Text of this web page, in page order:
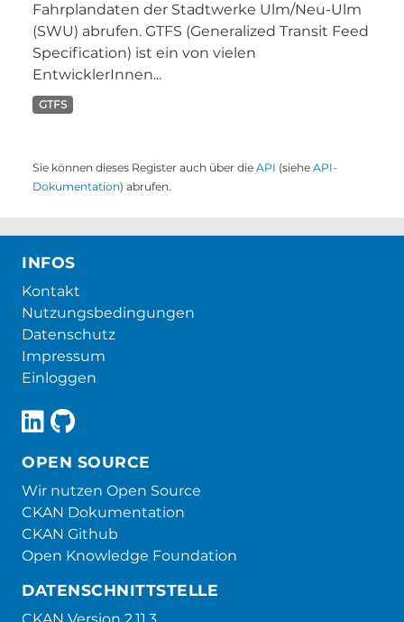
Fahrplandaten der Stadtwerke Ulm/Neu-Ulm
(SWU) abrufen. GTFS (Generalized Transit Feed
Specification) ist ein von vielen
EntwicklerInnen...
GTFS
Sie können dieses Register auch über die API (siehe API-
Dokumentation) abrufen.
INFOS
Kontakt
Nutzungsbedingungen
Datenschutz
Impressum
Einloggen
OPEN SOURCE
Wir nutzen Open Source
CKAN Dokumentation
CKAN Github
Open Knowledge Foundation
DATENSCHNITTSTELLE